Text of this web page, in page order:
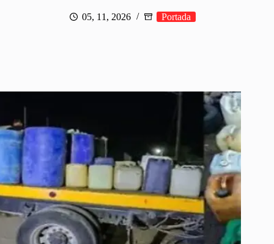
05, 11, 2026 Portada